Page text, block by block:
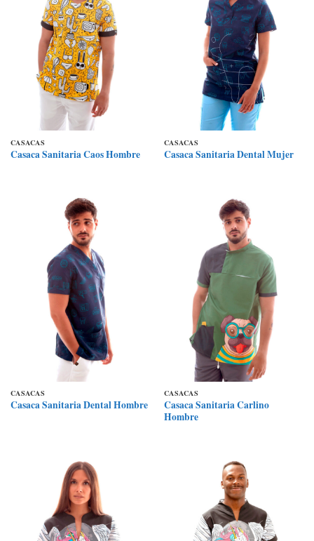
CASACAS
Casaca Sanitaria Caos Hombre
CASACAS
Casaca Sanitaria Dental Mujer
CASACAS
Casaca Sanitaria Dental Hombre
CASACAS
Casaca Sanitaria Carlino
Hombre